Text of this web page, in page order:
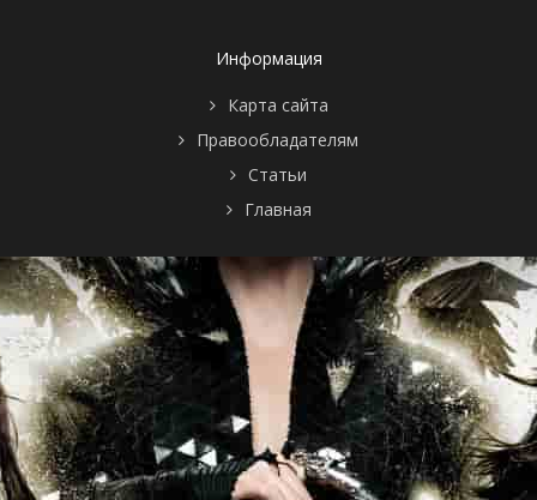
Информация
Карта сайта
Правообладателям
Статьи
Главная